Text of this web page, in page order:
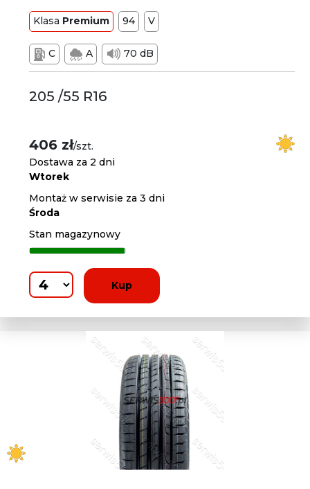
Klasa Premium 94 V
C A 70 dB
205 /55 R16
406 zł/szt.
Dostawa za 2 dni
Wtorek
Montaż w serwisie za 3 dni
Środa
Stan magazynowy
Kup